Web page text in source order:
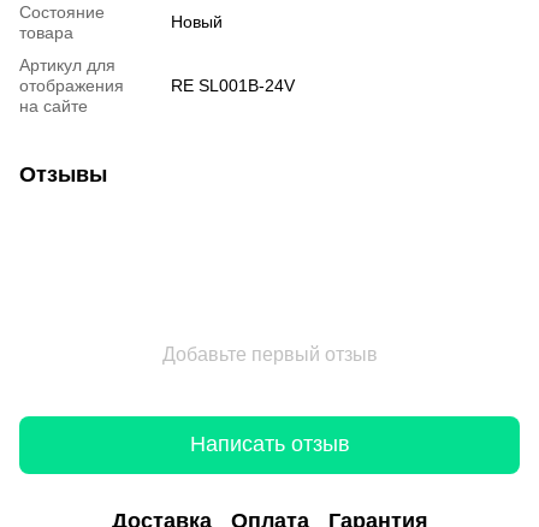
Состояние
товара
Новый
Артикул для
отображения
на сайте
RE SL001B-24V
Отзывы
Добавьте первый отзыв
Написать отзыв
Доставка Оплата Гарантия